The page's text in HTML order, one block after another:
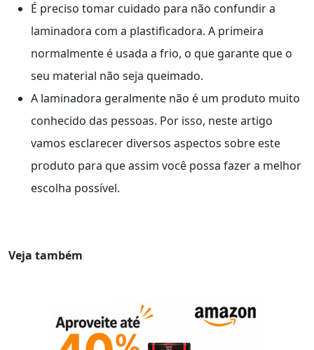
É preciso tomar cuidado para não confundir a
laminadora com a plastificadora. A primeira
normalmente é usada a frio, o que garante que o
seu material não seja queimado.
A laminadora geralmente não é um produto muito
conhecido das pessoas. Por isso, neste artigo
vamos esclarecer diversos aspectos sobre este
produto para que assim você possa fazer a melhor
escolha possível.
Veja também